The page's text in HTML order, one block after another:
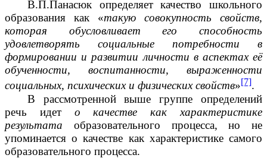
В.П.Панасюк определяет качество школьного
образования как «такую совокупность свойств,
которая обусловливает его способность
удовлетворять социальные потребности в
формировании и развитии личности в аспектах её
обученности, воспитанности, выраженности
социальных, психических и физических свойств»[7].
В рассмотренной выше группе определений
речь идет о качестве как характеристике
результата образовательного процесса, но не
упоминается о качестве как характеристике самого
образовательного процесса.